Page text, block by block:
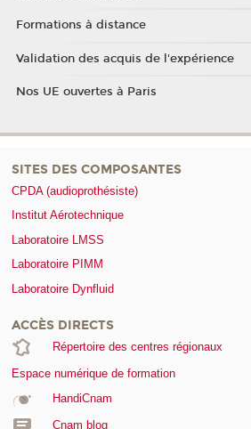
Formations à distance
Validation des acquis de l'expérience
Nos UE ouvertes à Paris
SITES DES COMPOSANTES
CPDA (audioprothésiste)
Institut Aérotechnique
Laboratoire LMSS
Laboratoire PIMM
Laboratoire Dynfluid
ACCÈS DIRECTS
Répertoire des centres régionaux
Espace numérique de formation
HandiCnam
Cnam blog